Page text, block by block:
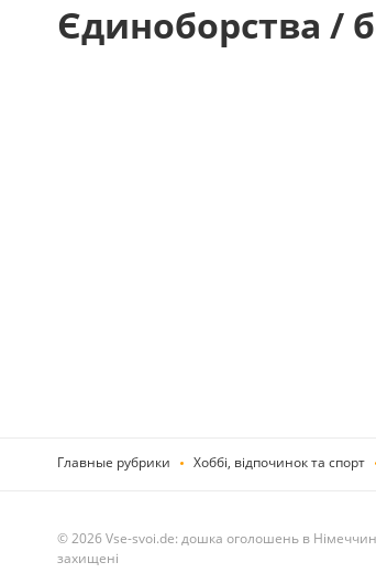
Єдиноборства /
Главные рубрики Хоббі, відпочинок та спорт
© 2026 Vse-svoi.de: дошка оголошень в
захищені